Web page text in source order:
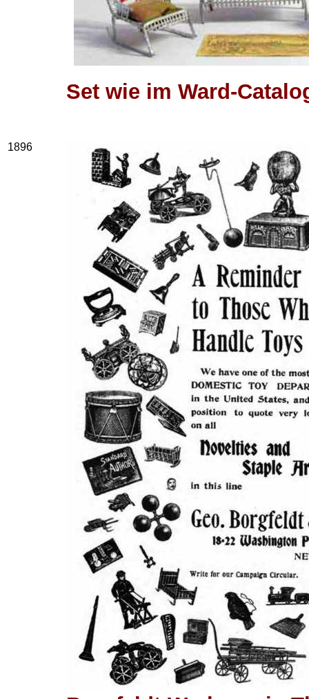
Set wie im Ward-
1896